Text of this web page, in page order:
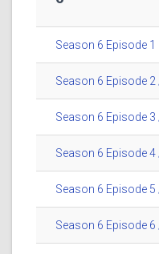
Season 6 Episode
Season 6 Episode
Season 6 Episode
Season 6 Episode
Season 6 Episode
Season 6 Episode